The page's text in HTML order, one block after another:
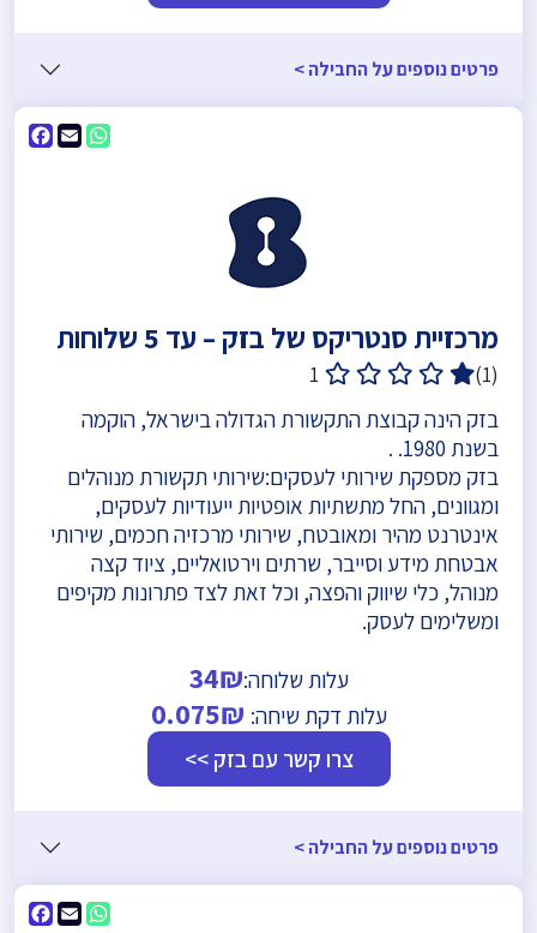
פרטים נוספים על החבילה >
Email
WhatsApp
מרכזיית סנטריקס של בזק – עד 5 שלוחות
(1)
1
בזק הינה קבוצת התקשורת הגדולה בישראל, הוקמה
בשנת 1980. .
בזק מספקת שירותי לעסקים:שירותי תקשורת מנוהלים
ומגוונים, החל מתשתיות אופטיות ייעודיות לעסקים,
אינטרנט מהיר ומאובטח, שירותי מרכזיה חכמים, שירותי
אבטחת מידע וסייבר, שרתים וירטואליים, ציוד קצה
מנוהל, כלי שיווק והפצה, וכל זאת לצד פתרונות מקיפים
ומשלימים לעסק.
עלות שלוחה:34₪
עלות דקת שיחה:
צרו קשר עם בזק >>
פרטים נוספים על החבילה >
Email
WhatsApp